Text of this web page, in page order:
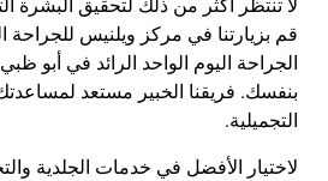
لا تنتظر أكثر من ذلك لتحقيق البشرة
قم بزيارتنا في مركز ويلنيس للجراحة
الجراحة اليوم الواحد الرائد في أبو
بنفسك. فريقنا الخبير مستعد
التجميلية.
لاختيار الأفضل في خدمات الجلدية